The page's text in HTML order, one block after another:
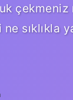
sıklıkla